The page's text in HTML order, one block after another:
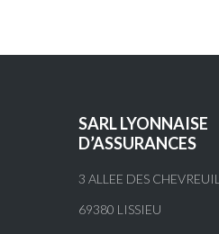
SARL LYONNAISE
D’ASSURANCES
3 ALLEE DES
69380 LISSIEU